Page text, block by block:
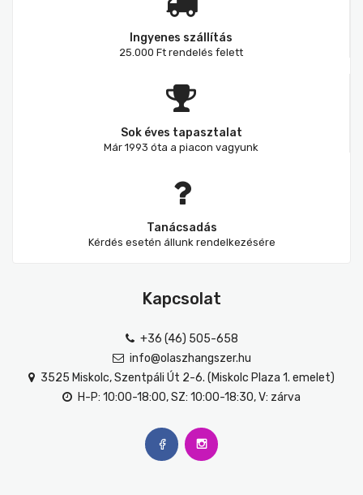
Ingyenes szállítás
25.000 Ft rendelés felett
Sok éves tapasztalat
Már 1993 óta a piacon vagyunk
Tanácsadás
Kérdés esetén állunk rendelkezésére
Kapcsolat
+36 (46) 505-658
info@olaszhangszer.hu
3525 Miskolc, Szentpáli Út 2-6. (Miskolc Plaza 1. emelet)
H-P: 10:00-18:00, SZ: 10:00-18:30, V: zárva